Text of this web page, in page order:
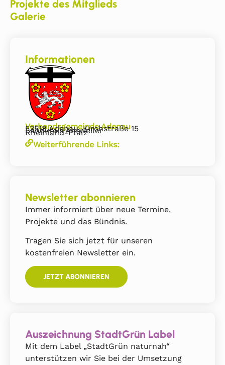
Projekte des Mitglieds
Galerie
Informationen
Verbandsgemeinde Adenau
53518 Adenau, Kirchstraße 15
Landkreis Ahrweiler
Rheinland-Pfalz
Weiterführende Links:
Newsletter abonnieren
Immer informiert über neue Termine,
Projekte und das Bündnis.
Tragen Sie sich jetzt für unseren
kostenfreien Newsletter ein.
JETZT ABONNIEREN
Auszeichnung StadtGrün Label
Mit dem Label „StadtGrün naturnah“
unterstützen wir Sie bei der Umsetzung